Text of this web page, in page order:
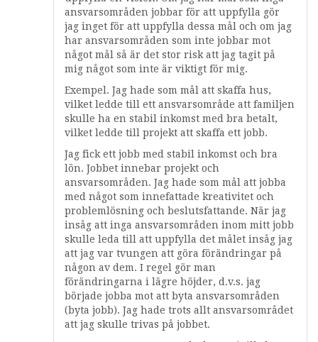
ansvarsområden jobbar för att uppfylla gör
jag inget för att uppfylla dessa mål och om jag
har ansvarsområden som inte jobbar mot
något mål så är det stor risk att jag tagit på
mig något som inte är viktigt för mig.
Exempel. Jag hade som mål att skaffa hus,
vilket ledde till ett ansvarsområde att familjen
skulle ha en stabil inkomst med bra betalt,
vilket ledde till projekt att skaffa ett jobb.
Jag fick ett jobb med stabil inkomst och bra
lön. Jobbet innebar projekt och
ansvarsområden. Jag hade som mål att jobba
med något som innefattade kreativitet och
problemlösning och beslutsfattande. När jag
insåg att inga ansvarsområden inom mitt jobb
skulle leda till att uppfylla det målet insåg jag
att jag var tvungen att göra förändringar på
någon av dem. I regel gör man
förändringarna i lägre höjder, d.v.s. jag
började jobba mot att byta ansvarsområden
(byta jobb). Jag hade trots allt ansvarsområdet
att jag skulle trivas på jobbet.